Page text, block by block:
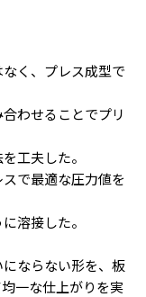
く、プレス成型で
わせることでプリ
工夫した。
で最適な圧力値を
溶接した。
ならない形を、板
一な仕上がりを実